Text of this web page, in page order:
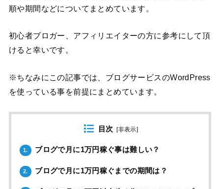
順や期間などについてまとめています。
初心者ブロガー、アフィリエイターの方に参考にして頂
けると幸いです。
※ちなみにこの記事では、ブログサービスのWordPress
を使っている事を前提にまとめています。
目次 [非表示]
1. ブログで月に1万円稼ぐ事は難しい？
2. ブログで月に1万円稼ぐまでの期間は？